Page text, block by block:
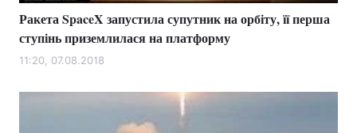
Ракета SpaceX запустила супутник на орбіту, її перша
ступінь приземлилася на платформу
11:20, 07.08.2018